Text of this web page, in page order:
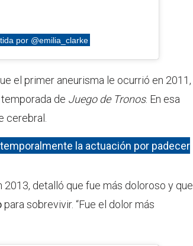
por @emilia_clarke
el primer aneurisma le ocurrió en 2011,
de Juego de Tronos. En esa
cerebral.
la actuación por padecer
2013, detalló que fue más doloroso y que
para sobrevivir. “Fue el dolor más